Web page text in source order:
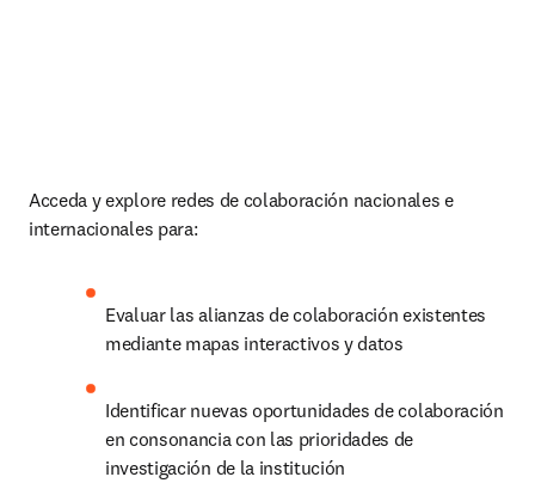
Acceda y explore redes de colaboración nacionales e
internacionales para:
Evaluar las alianzas de colaboración existentes
mediante mapas interactivos y datos
Identificar nuevas oportunidades de colaboración
en consonancia con las prioridades de
investigación de la institución